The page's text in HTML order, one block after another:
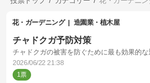
花・ガーデニング 造園業・植木屋
チャドクガ予防対策
チャドクガの被害を防ぐために最も効果的
2026/06/22 21:38
1